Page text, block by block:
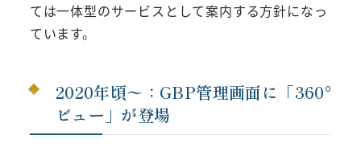
ては一体型のサービスとして案内する方針になっ
ています。
2020年頃〜：GBP管理画面に「360°
ビュー」が登場